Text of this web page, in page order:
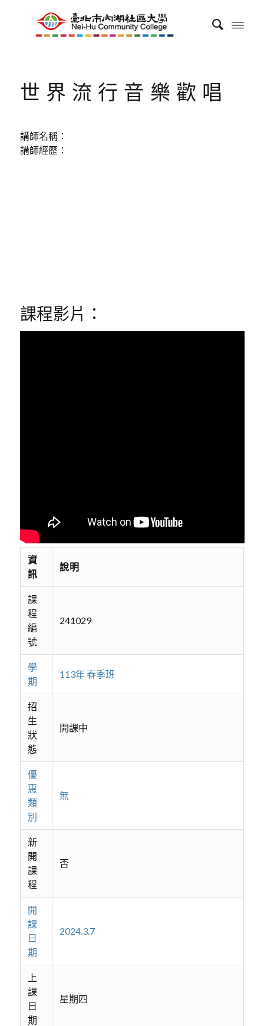
世界流行音樂歡唱
講師名稱：
講師經歷：
課程影片：
資
訊
說明
課
程
編
號
241029
學
期
113年 春季班
招
生
狀
態
開課中
優
惠
類
別
無
新
開
課
程
否
開
課
日
期
2024.3.7
上
課
日
期
星期四